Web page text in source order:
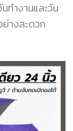
ทำงานและวัน
ย่างสะดวก